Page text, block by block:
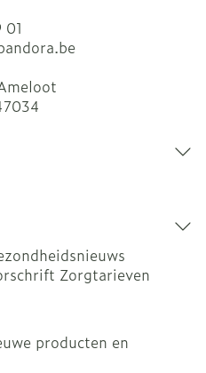
Zorgtarieven
producten en